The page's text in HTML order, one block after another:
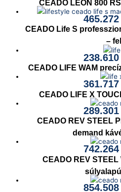
CEADO LEON 800
465.272
CEADO Life S
–
238.610
CEADO LIFE WAM
361.717
CEADO LIFE X
289.301
CEADO REV STEEL
demand
742.264
CEADO REV
854.508